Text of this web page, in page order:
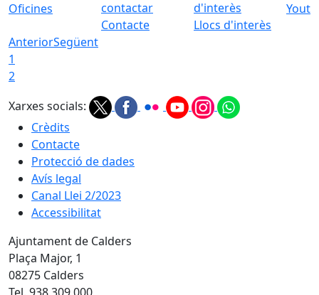
Oficines
Contacte
Llocs d'interès
AnteriorSegüent
1
2
Xarxes socials:
Crèdits
Contacte
Protecció de dades
Avís legal
Canal Llei 2/2023
Accessibilitat
Ajuntament de Calders
Plaça Major, 1
08275 Calders